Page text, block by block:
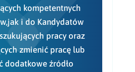
kompetentnych
i do Kandydatów
pracy oraz
zmienić pracę lub
dodatkowe źródło